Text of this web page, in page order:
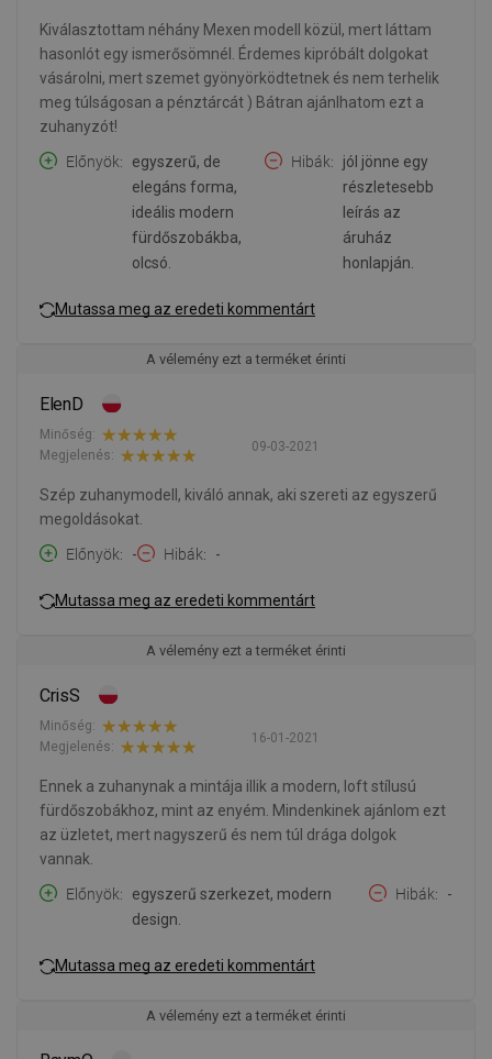
Kiválasztottam néhány Mexen modell közül, mert láttam
hasonlót egy ismerősömnél. Érdemes kipróbált dolgokat
vásárolni, mert szemet gyönyörködtetnek és nem terhelik
meg túlságosan a pénztárcát ) Bátran ajánlhatom ezt a
zuhanyzót!
Előnyök
egyszerű, de
elegáns forma,
ideális modern
fürdőszobákba,
olcsó.
Hibák
jól jönne egy
részletesebb
leírás az
áruház
honlapján.
Mutassa meg az eredeti kommentárt
A vélemény ezt a terméket érinti
ElenD
09-03-2021
Minőség:
Megjelenés:
Szép zuhanymodell, kiváló annak, aki szereti az egyszerű
megoldásokat.
Előnyök
- Hibák -
Mutassa meg az eredeti kommentárt
A vélemény ezt a terméket érinti
CrisS
16-01-2021
Minőség:
Megjelenés:
Ennek a zuhanynak a mintája illik a modern, loft stílusú
fürdőszobákhoz, mint az enyém. Mindenkinek ajánlom ezt
az üzletet, mert nagyszerű és nem túl drága dolgok
vannak.
Előnyök
egyszerű szerkezet, modern
design.
Hibák -
Mutassa meg az eredeti kommentárt
A vélemény ezt a terméket érinti